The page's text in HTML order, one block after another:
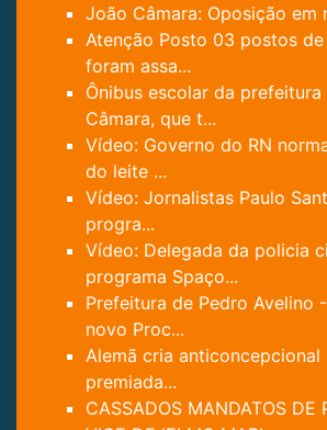
João Câmara: Oposição em
Atenção Posto 03 postos
foram assa...
Ônibus escolar da
Câmara, que t...
Vídeo: Governo do RN
do leite ...
Vídeo: Jornalistas Paulo
progra...
Vídeo: Delegada da policia
programa Spaço...
Prefeitura de Pedro Avelino
novo Proc...
Alemã cria anticoncepcional
premiada...
CASSADOS MANDATOS DE